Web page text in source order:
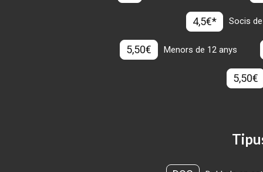
4,5€* Socis
5,50€ Menors de 12 anys
5,50€